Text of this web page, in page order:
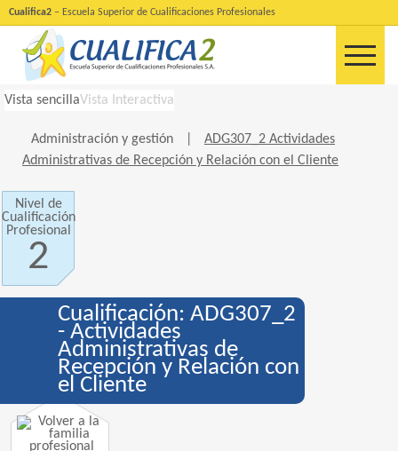
Cualifica2 – Escuela Superior de Cualificaciones Profesionales
Vista sencillaVista Interactiva
Administración y gestión
ADG307_2 Actividades
Administrativas de Recepción y Relación con el Cliente
Nivel de
Cualificación
Profesional
2
Cualificación: ADG307_2
- Actividades
Administrativas de
Recepción y Relación con
el Cliente